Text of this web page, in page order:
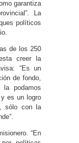
garantiza
La
políticos
de los 250
creer la
“Es un
de fondo,
podamos
es un logro
sólo con la
“En